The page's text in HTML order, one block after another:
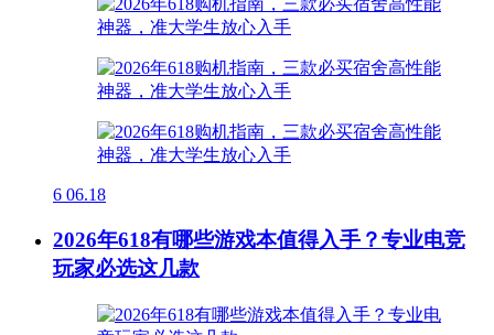
6 06.18
2026年618有哪些游戏本值得入手？专业电竞
玩家必选这几款